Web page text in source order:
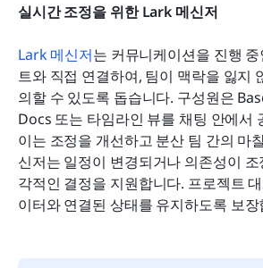
실시간 조정을 위한 Lark 메신저
Lark 메신저는 커뮤니케이션을 진행
트와 직접 연결하여, 팀이 맥락을 잃지
의할 수 있도록 돕습니다. 구성원은
Docs 또는 타임라인 뷰를 채팅 안에서
이는 조정을 개선하고 분산 팀 간의 마
신저는 일정이 변경되거나 의존성이
각적인 결정을 지원합니다. 프로젝트
이터와 연결된 상태를 유지하도록 보장